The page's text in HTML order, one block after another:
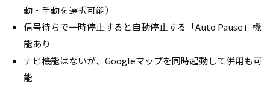
動・手動を選択可能）
信号待ちで一時停止すると自動停止する「Auto Pause」機
能あり
ナビ機能はないが、Googleマップを同時起動して併用も可
能